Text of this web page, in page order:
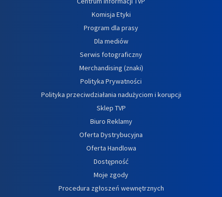
Komisja Etyki
Program dla prasy
Dla mediów
Serwis fotograficzny
Merchandising (znaki)
Polityka Prywatności
Polityka przeciwdziałania nadużyciom i korupcji
Sklep TVP
Biuro Reklamy
Oferta Dystrybucyjna
Oferta Handlowa
Dostępność
Moje zgody
Procedura zgłoszeń wewnętrznych